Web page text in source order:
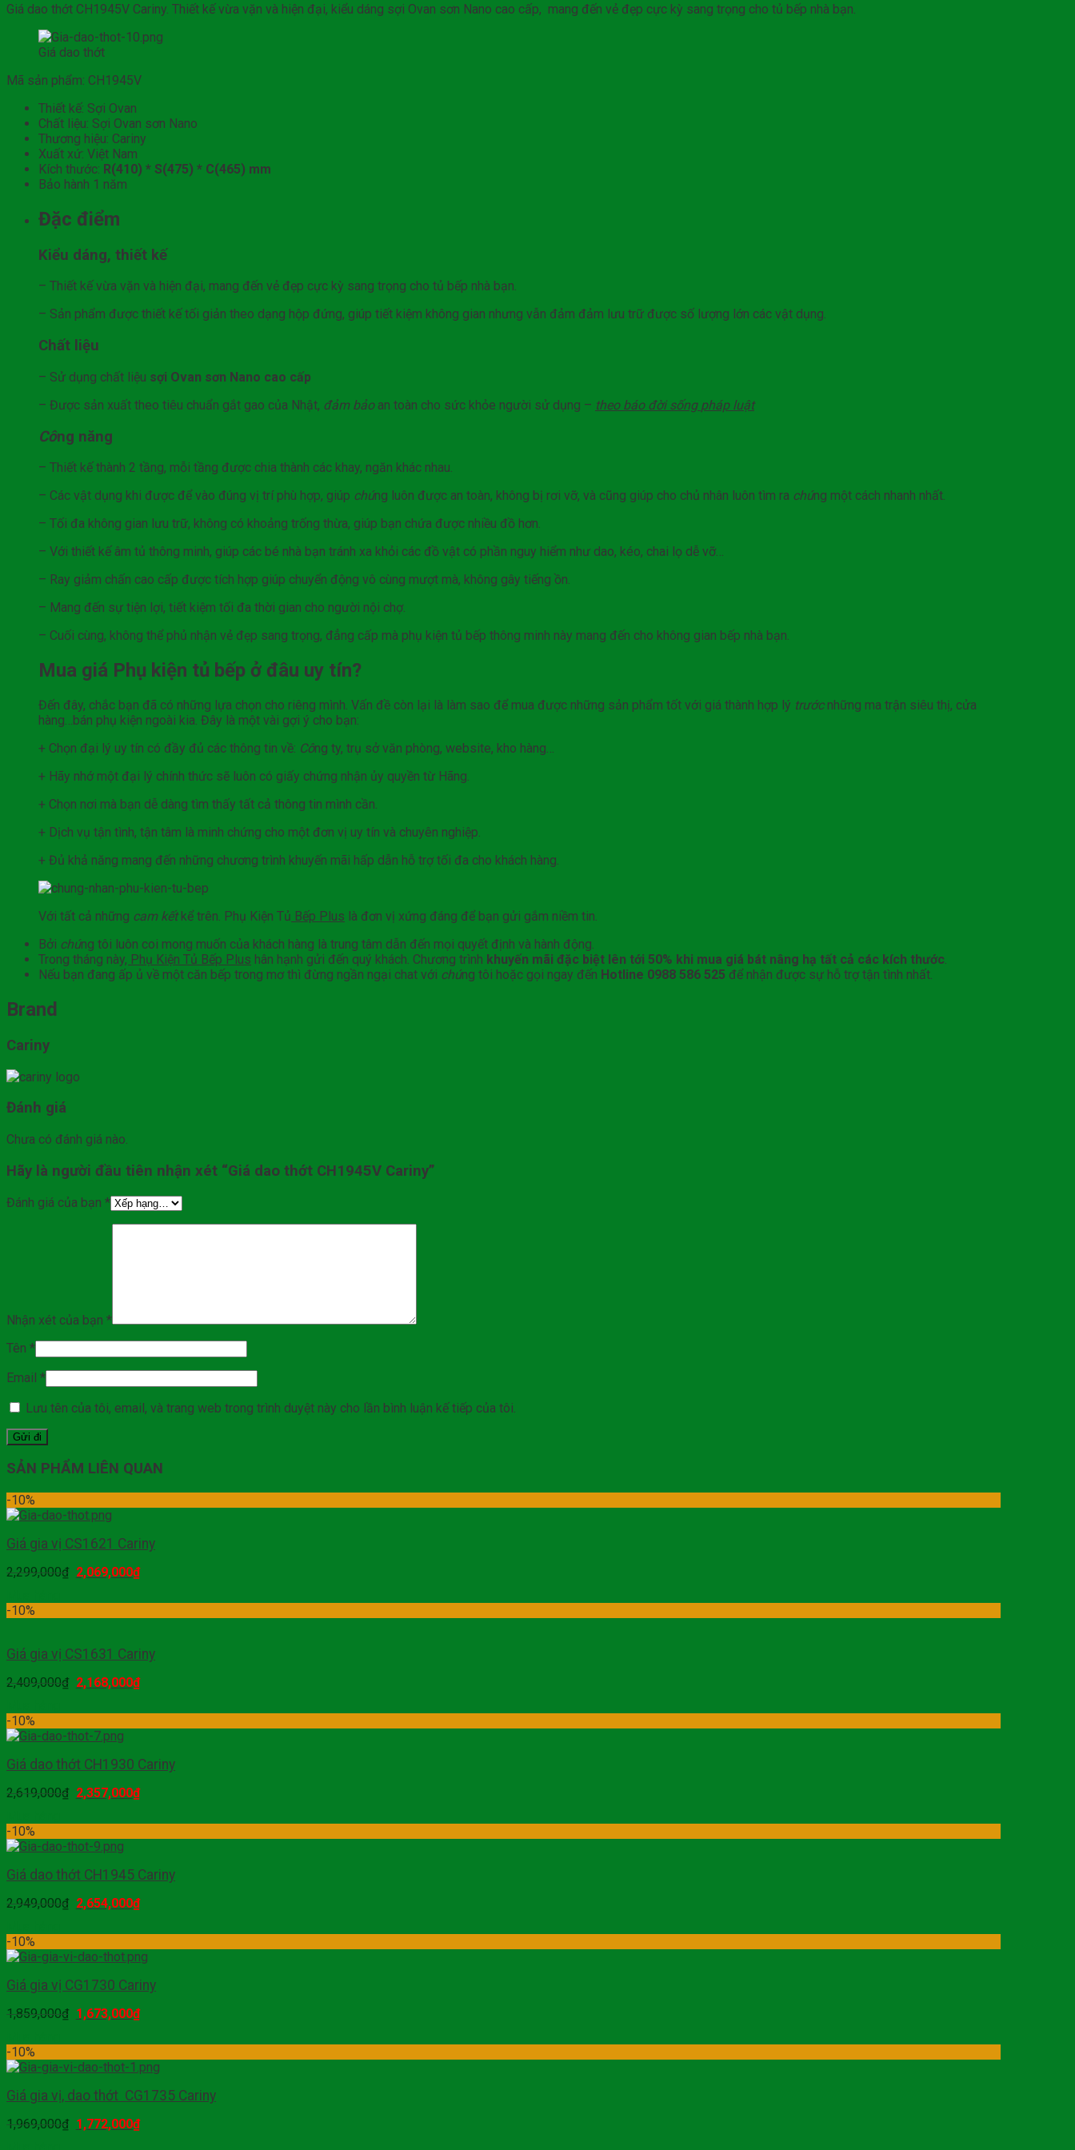
Giá dao thớt CH1945V Cariny. Thiết kế vừa vặn và hiện đại, kiểu dáng sợi Ovan sơn Nano cao cấp, mang đến vẻ đẹp cực kỳ sang trọng cho tủ bếp nhà bạn.
Giá dao thớt
Mã sản phẩm: CH1945V
Thiết kế: Sợi Ovan
Chất liệu: Sợi Ovan sơn Nano
Thương hiệu: Cariny
Xuất xứ: Việt Nam
Kích thước: R(410) * S(475) * C(465) mm
Bảo hành 1 năm
Đặc điểm
Kiểu dáng, thiết kế
– Thiết kế vừa vặn và hiện đại, mang đến vẻ đẹp cực kỳ sang trọng cho tủ bếp nhà bạn.
– Sản phẩm được thiết kế tối giản theo dạng hộp đứng, giúp tiết kiệm không gian nhưng vẫn đảm đảm lưu trữ được số lượng lớn các vật dụng.
Chất liệu
– Sử dụng chất liệu sợi Ovan sơn Nano cao cấp
– Được sản xuất theo tiêu chuẩn gắt gao của Nhật, đảm bảo an toàn cho sức khỏe người sử dụng – theo báo đời sống pháp luật
Công năng
– Thiết kế thành 2 tầng, mỗi tầng được chia thành các khay, ngăn khác nhau.
– Các vật dụng khi được để vào đúng vị trí phù hợp, giúp chúng luôn được an toàn, không bị rơi vỡ, và cũng giúp cho chủ nhân luôn tìm ra chúng một cách nhanh nhất.
– Tối đa không gian lưu trữ, không có khoảng trống thừa, giúp bạn chứa được nhiều đồ hơn.
– Với thiết kế âm tủ thông minh, giúp các bé nhà bạn tránh xa khỏi các đồ vật có phần nguy hiểm như dao, kéo, chai lọ dễ vỡ…
– Ray giảm chấn cao cấp được tích hợp giúp chuyển động vô cùng mượt mà, không gây tiếng ồn.
– Mang đến sự tiện lợi, tiết kiệm tối đa thời gian cho người nội chợ.
– Cuối cùng, không thể phủ nhận vẻ đẹp sang trọng, đẳng cấp mà phụ kiện tủ bếp thông minh này mang đến cho không gian bếp nhà bạn.
Mua giá Phụ kiện tủ bếp ở đâu uy tín?
Đến đây, chắc bạn đã có những lựa chọn cho riêng mình. Vấn đề còn lại là làm sao để mua được những sản phẩm tốt với giá thành hợp lý trước những ma trận siêu thị, cửa
hàng…bán phụ kiện ngoài kia. Đây là một vài gợi ý cho bạn:
+ Chọn đại lý uy tín có đầy đủ các thông tin về: Công ty, trụ sở văn phòng, website, kho hàng…
+ Hãy nhớ một đại lý chính thức sẽ luôn có giấy chứng nhận ủy quyền từ Hãng.
+ Chọn nơi mà bạn dễ dàng tìm thấy tất cả thông tin mình cần.
+ Dịch vụ tận tình, tận tâm là minh chứng cho một đơn vị uy tín và chuyên nghiệp.
+ Đủ khả năng mang đến những chương trình khuyến mãi hấp dẫn hỗ trợ tối đa cho khách hàng.
Với tất cả những cam kếtkể trên. Phụ Kiện Tủ Bếp Plus là đơn vị xứng đáng để bạn gửi gắm niềm tin.
Bởi chúng tôi luôn coi mong muốn của khách hàng là trung tâm dẫn đến mọi quyết định và hành động.
Trong tháng này, Phụ Kiện Tủ Bếp Plus hân hạnh gửi đến quý khách. Chương trình khuyến mãi đặc biệt lên tới 50% khi mua giá bát nâng hạ tất cả các kích thước.
Nếu bạn đang ấp ủ về một căn bếp trong mơ thì đừng ngần ngại chat với chúng tôi hoặc gọi ngay đến Hotline 0988 586 525 để nhận được sự hỗ trợ tận tình nhất.
Brand
Cariny
Đánh giá
Chưa có đánh giá nào.
Hãy là người đầu tiên nhận xét “Giá dao thớt CH1945V Cariny”
Đánh giá của bạn *
Nhận xét của bạn *
Tên *
Email *
Lưu tên của tôi, email, và trang web trong trình duyệt này cho lần bình luận kế tiếp của tôi.
SẢN PHẨM LIÊN QUAN
-10%
Giá gia vị CS1621 Cariny
2,299,000₫ 2,069,000₫
-10%
Giá gia vị CS1631 Cariny
2,409,000₫ 2,168,000₫
-10%
Giá dao thớt CH1930 Cariny
2,619,000₫ 2,357,000₫
-10%
Giá dao thớt CH1945 Cariny
2,949,000₫ 2,654,000₫
-10%
Giá gia vị CG1730 Cariny
1,859,000₫ 1,673,000₫
-10%
Giá gia vị, dao thớt CG1735 Cariny
1,969,000₫ 1,772,000₫